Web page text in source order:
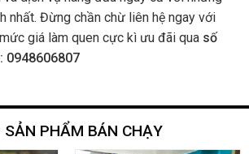
nhất. Đừng chần chừ liên hệ ngay với
giá làm quen cực kì ưu đãi qua số
0948606807
SẢN PHẨM BÁN CHẠY